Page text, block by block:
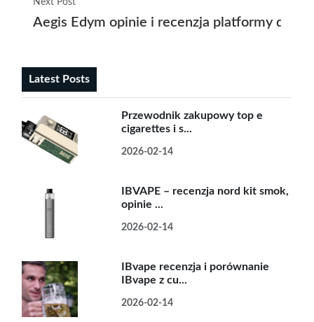
Next Post
Aegis Edym opinie i recenzja platformy
Latest Posts
Przewodnik zakupowy top e
cigarettes i s...
2026-02-14
IBVAPE – recenzja nord kit smok,
opinie ...
2026-02-14
IBvape recenzja i porównanie
IBvape z cu...
2026-02-14